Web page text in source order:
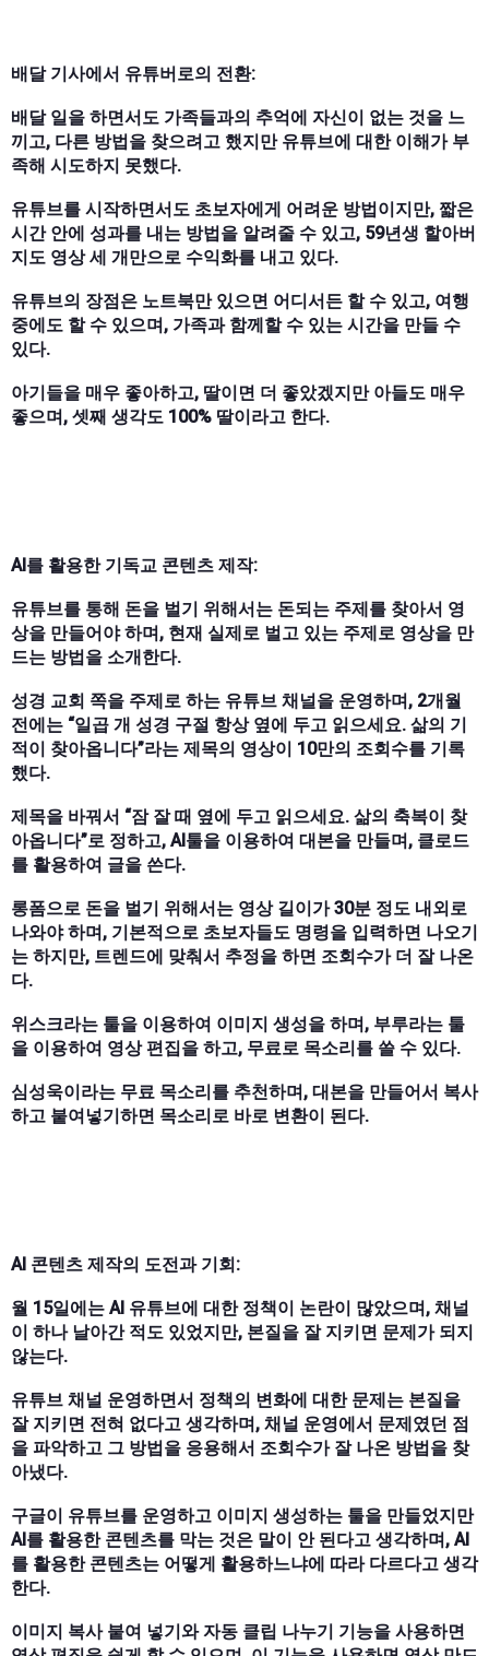
배달 기사에서 유튜버로의 전환:
배달 일을 하면서도 가족들과의 추억에 자신이 없는 것을 느
끼고, 다른 방법을 찾으려고 했지만 유튜브에 대한 이해가 부
족해 시도하지 못했다.
유튜브를 시작하면서도 초보자에게 어려운 방법이지만, 짧은
시간 안에 성과를 내는 방법을 알려줄 수 있고, 59년생 할아버
지도 영상 세 개만으로 수익화를 내고 있다.
유튜브의 장점은 노트북만 있으면 어디서든 할 수 있고, 여행
중에도 할 수 있으며, 가족과 함께할 수 있는 시간을 만들 수
있다.
아기들을 매우 좋아하고, 딸이면 더 좋았겠지만 아들도 매우
좋으며, 셋째 생각도 100% 딸이라고 한다.
AI를 활용한 기독교 콘텐츠 제작:
유튜브를 통해 돈을 벌기 위해서는 돈되는 주제를 찾아서 영
상을 만들어야 하며, 현재 실제로 벌고 있는 주제로 영상을 만
드는 방법을 소개한다.
성경 교회 쪽을 주제로 하는 유튜브 채널을 운영하며, 2개월
전에는 “일곱 개 성경 구절 항상 옆에 두고 읽으세요. 삶의 기
적이 찾아옵니다”라는 제목의 영상이 10만의 조회수를 기록
했다.
제목을 바꿔서 “잠 잘 때 옆에 두고 읽으세요. 삶의 축복이 찾
아옵니다”로 정하고, AI툴을 이용하여 대본을 만들며, 클로드
를 활용하여 글을 쓴다.
롱폼으로 돈을 벌기 위해서는 영상 길이가 30분 정도 내외로
나와야 하며, 기본적으로 초보자들도 명령을 입력하면 나오기
는 하지만, 트렌드에 맞춰서 추정을 하면 조회수가 더 잘 나온
다.
위스크라는 툴을 이용하여 이미지 생성을 하며, 부루라는 툴
을 이용하여 영상 편집을 하고, 무료로 목소리를 쓸 수 있다.
심성욱이라는 무료 목소리를 추천하며, 대본을 만들어서 복사
하고 붙여넣기하면 목소리로 바로 변환이 된다.
AI 콘텐츠 제작의 도전과 기회:
월 15일에는 AI 유튜브에 대한 정책이 논란이 많았으며, 채널
이 하나 날아간 적도 있었지만, 본질을 잘 지키면 문제가 되지
않는다.
유튜브 채널 운영하면서 정책의 변화에 대한 문제는 본질을
잘 지키면 전혀 없다고 생각하며, 채널 운영에서 문제였던 점
을 파악하고 그 방법을 응용해서 조회수가 잘 나온 방법을 찾
아냈다.
구글이 유튜브를 운영하고 이미지 생성하는 툴을 만들었지만
AI를 활용한 콘텐츠를 막는 것은 말이 안 된다고 생각하며, AI
를 활용한 콘텐츠는 어떻게 활용하느냐에 따라 다르다고 생각
한다.
이미지 복사 붙여 넣기와 자동 클립 나누기 기능을 사용하면